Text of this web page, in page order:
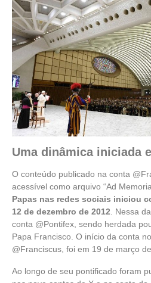
Uma dinâmica iniciada
O conteúdo publicado na conta
acessível como arquivo “Ad
Papas nas redes sociais iniciou
12 de dezembro de 2012. Nessa
conta @Pontifex, sendo herdada
Papa Francisco. O início da conta
@Franciscus, foi em 19 de março
Ao longo de seu pontificado foram